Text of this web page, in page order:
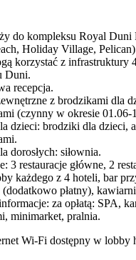
do kompleksu Royal Duni
Holiday Village,
korzystać z infrastruktury
Duni.
recepcja.
z brodzikami dla
(czynny w okresie 01.06-
dzieci: brodziki dla dzieci,
dorosłych: siłownia.
3 restauracje główne, 2
każdego z 4 hoteli, bar
płatny),
za opłatą: SPA,
minimarket, pralnia.
Wi-Fi dostępny w lobby